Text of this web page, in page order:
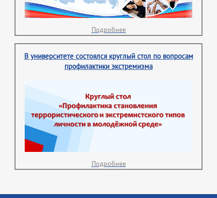
Подробнее
В университете состоялся круглый стол по вопросам
профилактики экстремизма
Подробнее